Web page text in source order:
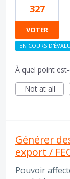
327
VOTER
EN COURS
À quel point
Not at all
Générer
export /
Pouvoir